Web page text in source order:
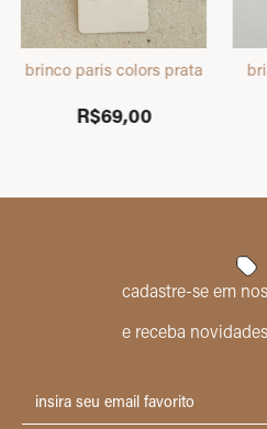
brinco paris colors prata
R$69,00
cadastre-se em
e receba